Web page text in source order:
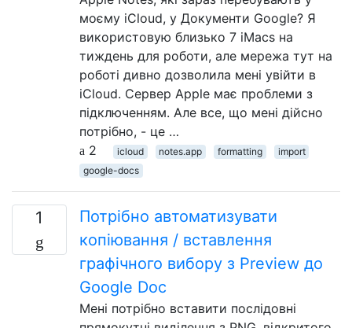
моєму iCloud, у Документи Google? Я
використовую близько 7 iMacs на
тиждень для роботи, але мережа тут на
роботі дивно дозволила мені увійти в
iCloud. Сервер Apple має проблеми з
підключенням. Але все, що мені дійсно
потрібно, - це …
2
icloud notes.app formatting
import
google-docs
1
Потрібно автоматизувати
копіювання / вставлення
графічного вибору з Preview до
Google Doc
Мені потрібно вставити послідовні